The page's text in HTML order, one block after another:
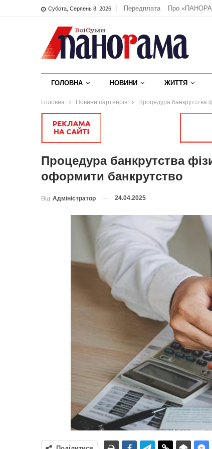
Субота, Серпень 8, 2026 Передплата Про
ГОЛОВНА НОВИНИ ЖИТТЯ
Головна Новини партнерів Процедура банкрутства
Процедура банкрутства
оформити банкрутство
Від Адміністратор 24.04.2025